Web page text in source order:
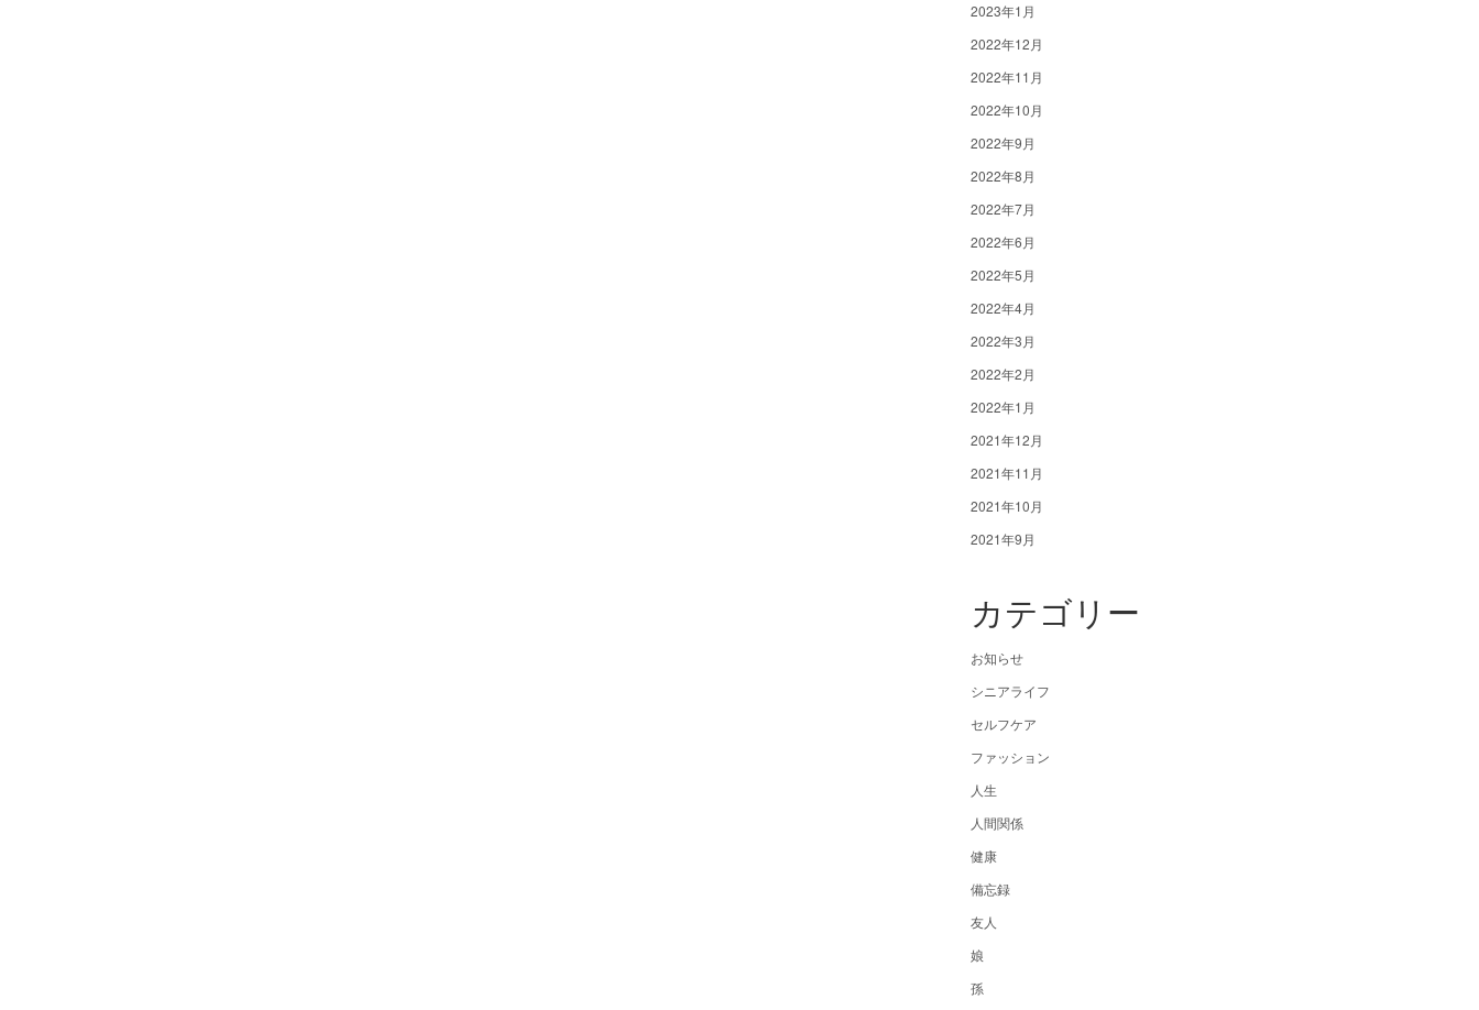
2023年1月
2022年12月
2022年11月
2022年10月
2022年9月
2022年8月
2022年7月
2022年6月
2022年5月
2022年4月
2022年3月
2022年2月
2022年1月
2021年12月
2021年11月
2021年10月
2021年9月
カテゴリー
お知らせ
シニアライフ
セルフケア
ファッション
人生
人間関係
健康
備忘録
友人
娘
孫